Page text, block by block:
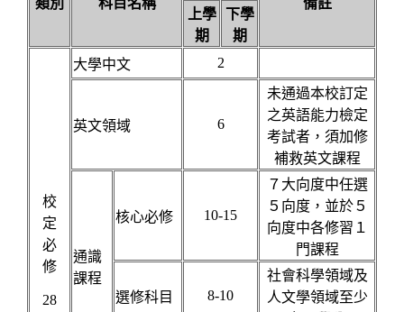
上學
期
下學
期
校
定
必
修
28
大學中文 2
英文領域 6
未通過本校訂定
之英語能力檢定
考試者，須加修
補救英文課程
通識
課程
核心必修 10-15
７大向度中任選
５向度，並於５
向度中各修習１
門課程
選修科目 8-10
社會科學領域及
人文學領域至少